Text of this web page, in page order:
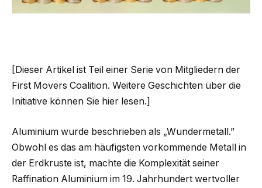
[Dieser Artikel ist Teil einer Serie von Mitgliedern der
First Movers Coalition. Weitere Geschichten über die
Initiative können Sie hier lesen.]
Aluminium wurde beschrieben als „Wundermetall.”
Obwohl es das am häufigsten vorkommende Metall in
der Erdkruste ist, machte die Komplexität seiner
Raffination Aluminium im 19. Jahrhundert wertvoller